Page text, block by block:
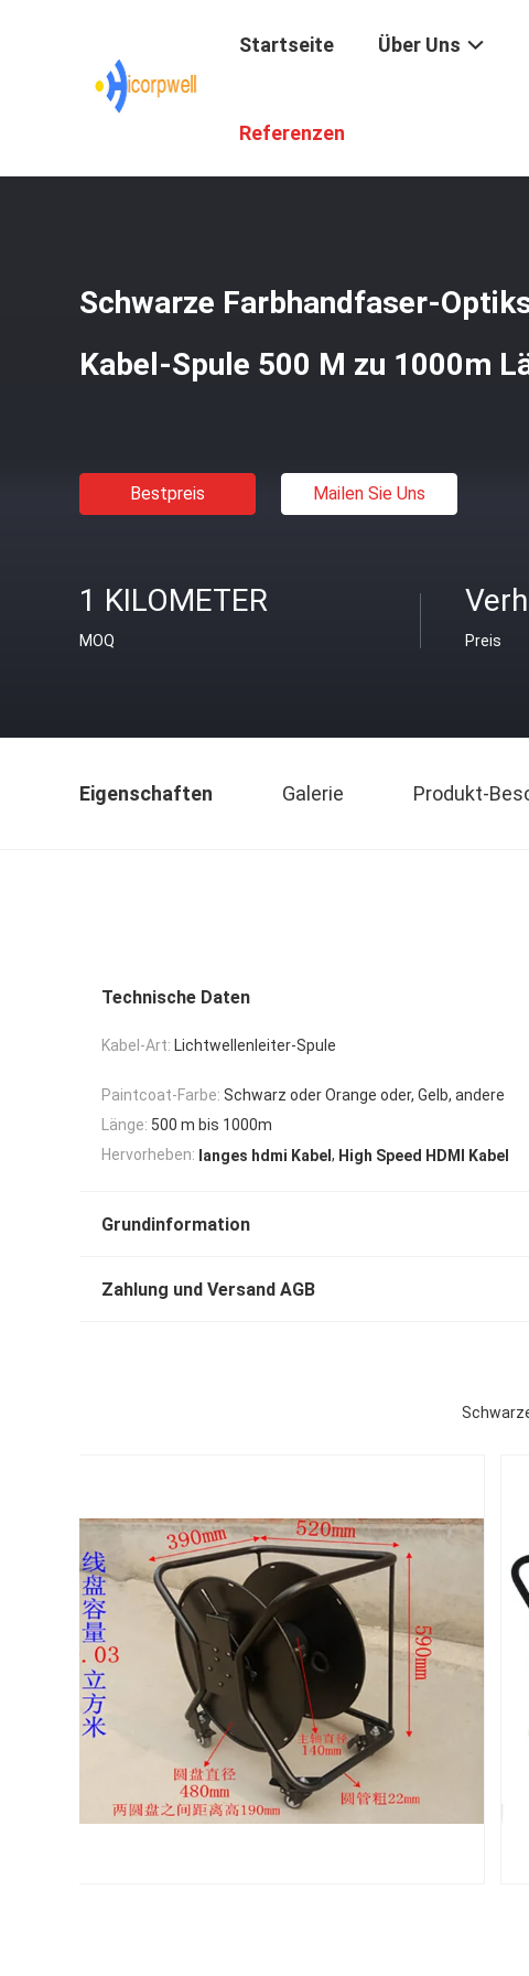
Startseite Über Uns
Referenzen
Schwarze Farbhandfaser-
Kabel-Spule 500 M zu 1000m
Bestpreis Mailen Sie Uns
1 KILOMETER
MOQ Preis
Eigenschaften Galerie Produkt-
Technische Daten
Kabel-Art: Lichtwellenleiter-Spule
Paintcoat-Farbe: Schwarz oder Orange oder, Gelb, andere
Länge: 500 m bis 1000m
Hervorheben: langes hdmi Kabel , High Speed HDMI Kabel
Grundinformation
Zahlung und Versand AGB